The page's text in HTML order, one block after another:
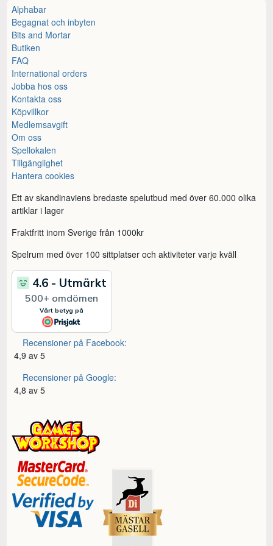
Alphabar
Begagnat och inbyten
Bits and Mortar
Butiken
FAQ
International orders
Jobba hos oss
Kontakta oss
Köpvillkor
Medlemsavgift
Om oss
Spellokalen
Tillgänglighet
Hantera cookies
Ett av skandinaviens bredaste spelutbud med över 60.000 olika
artiklar i lager
Fraktfritt inom Sverige från 1000kr
Spelrum med över 100 sittplatser och aktiviteter varje kväll
Recensioner på Facebook:
4,9 av 5
Recensioner på Google:
4,8 av 5